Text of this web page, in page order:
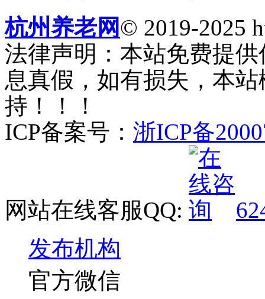
杭州养老网© 2019-2025
法律声明：本站免费提
息真假，如有损失，本
持！！！
ICP备案号： 浙ICP备
网站在线客服QQ:
发布机构
官方微信